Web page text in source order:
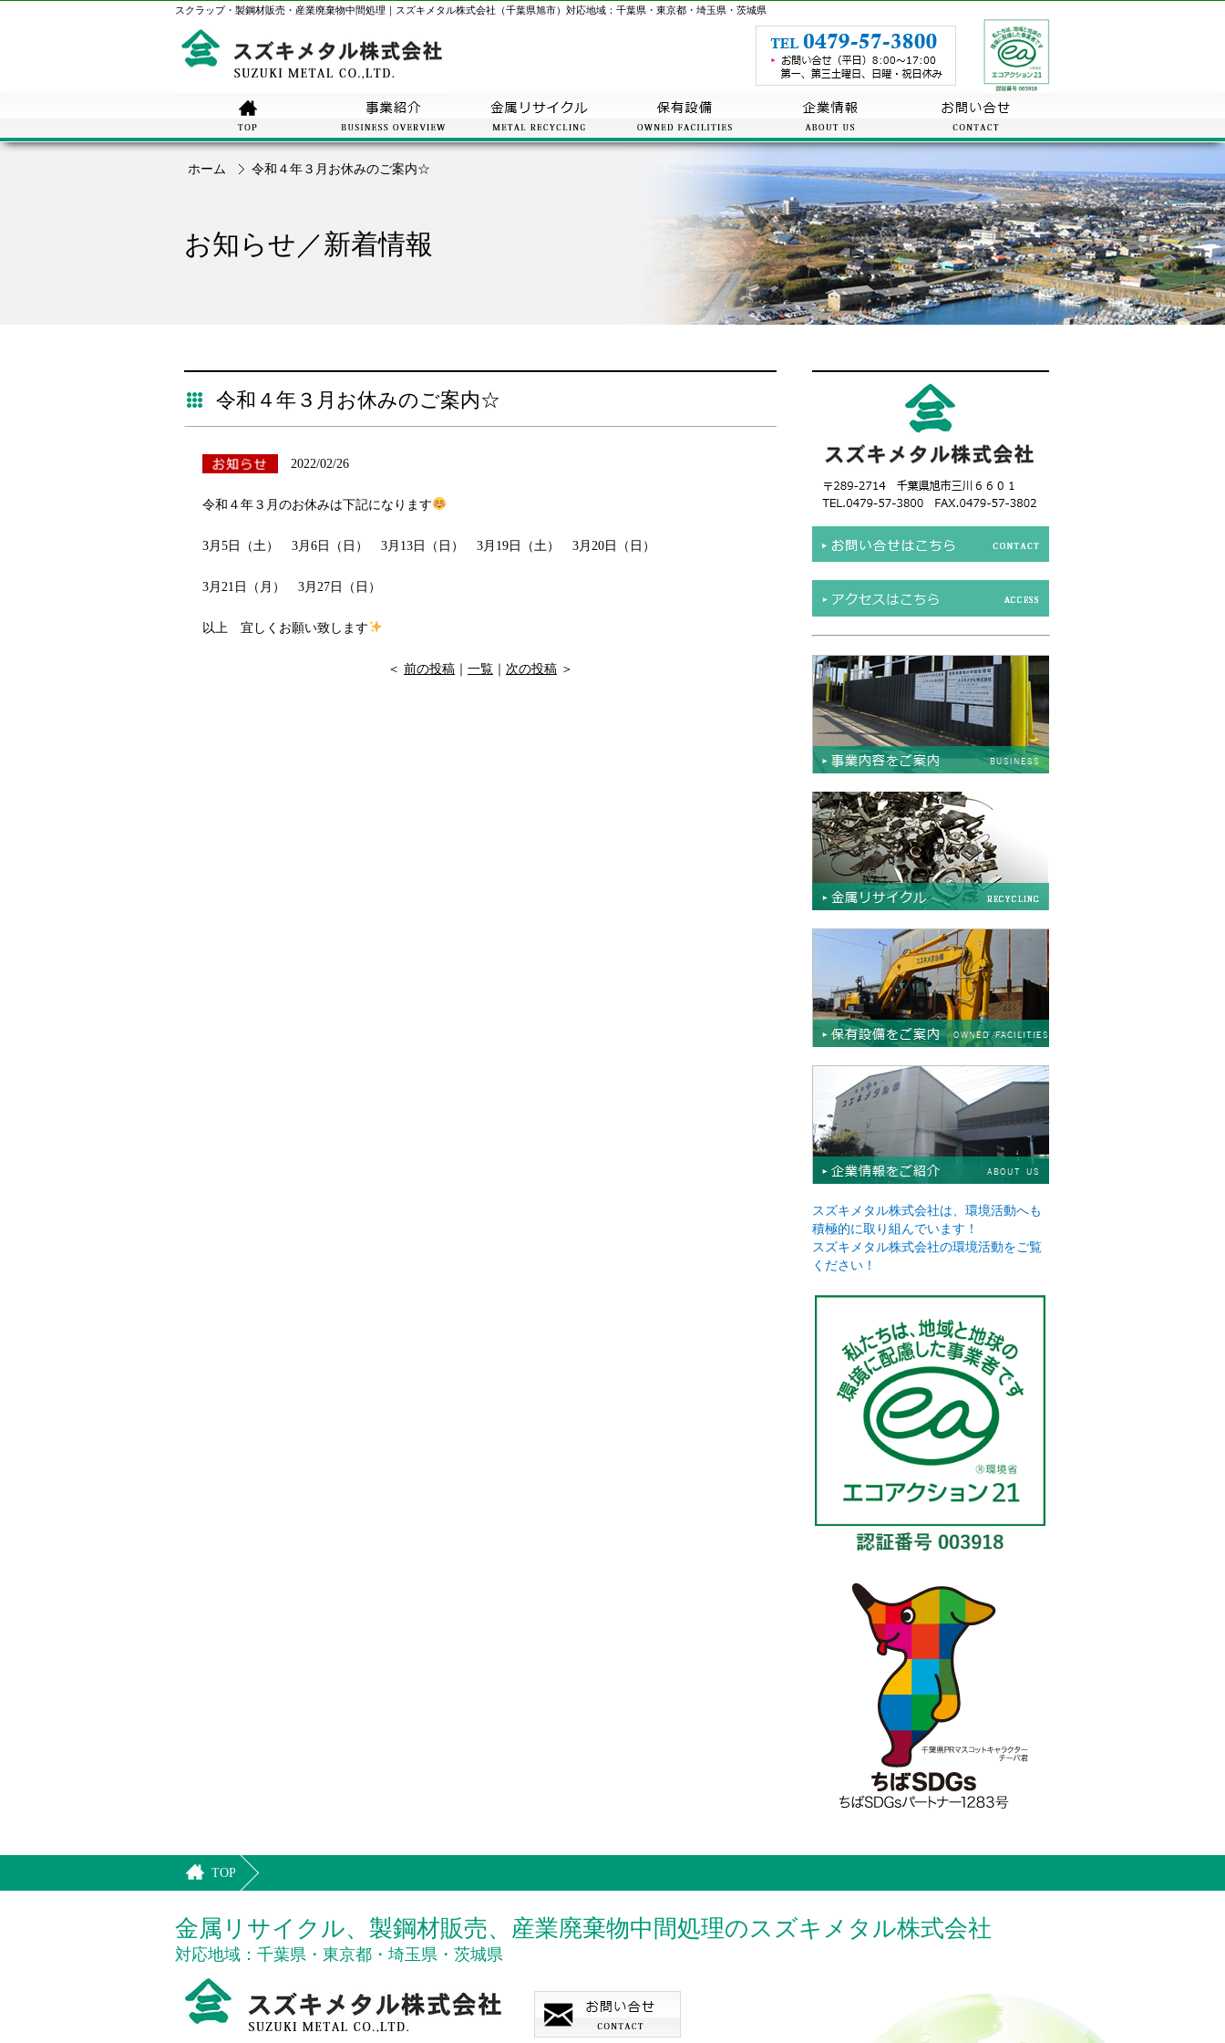
スクラップ・製鋼材販売・産業廃棄物中間処理｜ スズキメタル株式会社（千葉県旭市）対応地域：千葉県・東京都・埼玉県・茨城県
ホーム 令和４年３月お休みのご案内☆
お知らせ／新着情報
令和４年３月お休みのご案内☆
2022/02/26
令和４年３月のお休みは下記になります
3月5日（土） 3月6日（日） 3月13日（日） 3月19日（土） 3月20日（日）
3月21日（月） 3月27日（日）
以上 宜しくお願い致します
＜ 前の投稿 一覧 次の投稿 ＞
スズキメタル株式会社は、環境活動へも
積極的に取り組んでいます！
スズキメタル株式会社の環境活動をご覧
ください！
TOP
金属リサイクル、製鋼材販売、 産業廃棄物中間処理のスズキメタル株式会社
対応地域：千葉県・東京都・埼玉県・茨城県